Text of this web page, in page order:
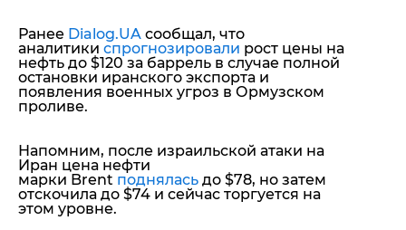
Ранее Dialog.UA сообщал, что
аналитики спрогнозировали рост цены на
нефть до $120 за баррель в случае полной
остановки иранского экспорта и
появления военных угроз в Ормузском
проливе.
Напомним, после израильской атаки на
Иран цена нефти
марки Brent поднялась до $78, но затем
отскочила до $74 и сейчас торгуется на
этом уровне.